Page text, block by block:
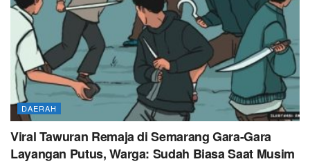
DAERAH
Viral Tawuran Remaja di Semarang Gara-Gara
Layangan Putus, Warga: Sudah Biasa Saat Musim